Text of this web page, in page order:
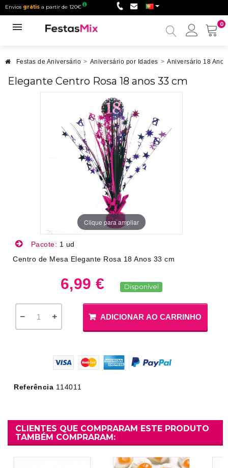
Envios grátis a partir de 120€
0
Minha
Festas de Aniversário > Aniversário por Idades > Aniversário 18 Anos
Elegante Centro Rosa 18 anos 33 cm
Clique para ampliar
Pacote: 1 ud
Centro de Mesa Elegante Rosa 18 Anos 33 cm
6,99 € Disponível
ADICIONAR AO CARRINHO
Referência 114011
CLIENTES QUE COMPRARAM ESTE PRODUTO
TAMBÉM COMPRARAM: